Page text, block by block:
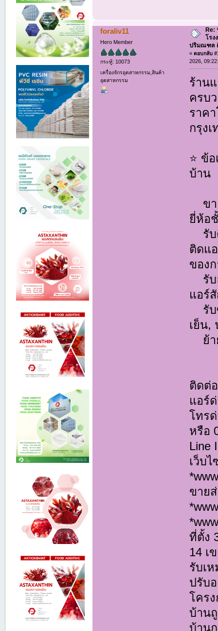
foraliv11
Hero Member
กระทู้: 10073
เครื่องจักรอุตสาหกรรม,สินค้า
อุตสาหกรรม
Re:
โรง
ปริมณฑล
«ตอบกลับ
2026,
ร้าน
ครบ
ราค
กรุง
⭐ ข้
บ้าน
ขา
ยี่ห้อ
รับ
ติดแ
ของ
รับ
แอร์
รับ
เย็น,
ย้า
ติดต่
แอร์
โทร
หรือ
Line
เว็บไ
ขาย
ที่ตั้ง
14 เ
รับเ
ปรับ
โคร
บ้าน
บ้าน